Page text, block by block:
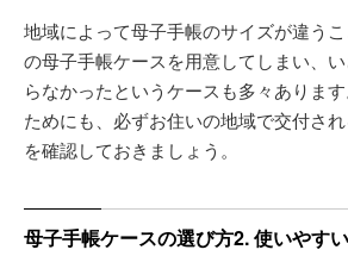
地域によって母子手帳のサイズが違う
の母子手帳ケースを用意してしまい、
らなかったというケースも多々ありま
ためにも、必ずお住いの地域で交付さ
を確認しておきましょう。
母子手帳ケースの選び方2. 使いやす